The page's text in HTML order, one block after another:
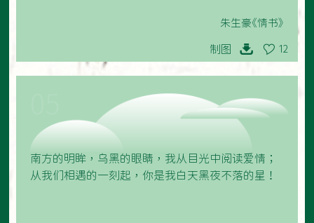
朱生豪《情书》
制图 12
南方的明眸，乌黑的眼睛，我从目光中阅读爱情；
从我们相遇的一刻起，你是我白天黑夜不落的星！